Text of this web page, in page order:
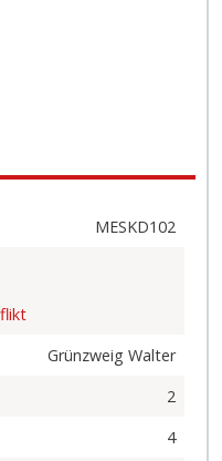
MESKD102
Grünzweig Walter
2
4